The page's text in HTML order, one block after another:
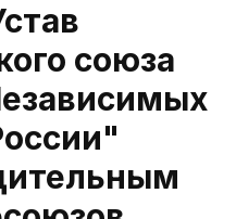
союза